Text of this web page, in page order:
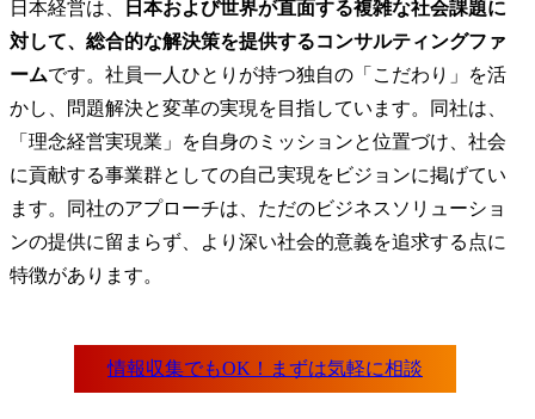
日本経営は、
日本および世界が直面する複雑な社会課題に
対して、総合的な解決策を提供するコンサルティングファ
ームです。社員一人ひとりが持つ独自の「こだわり」を活
かし、問題解決と変革の実現を目指しています。同社は、
「理念経営実現業」を自身のミッションと位置づけ、社会
に貢献する事業群としての自己実現をビジョンに掲げてい
ます。同社のアプローチは、ただのビジネスソリューショ
ンの提供に留まらず、より深い社会的意義を追求する点に
特徴があります。